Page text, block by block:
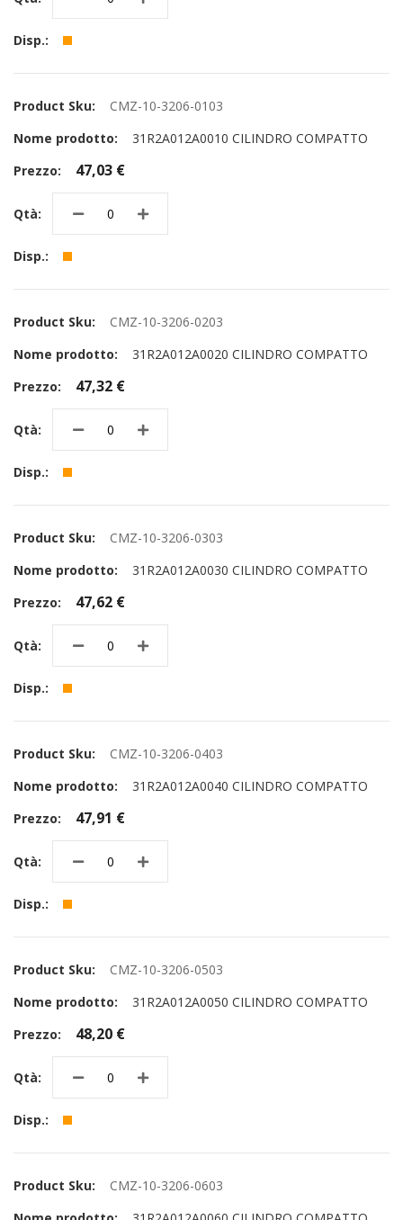
CMZ-10-3206-0103
31R2A012A0010 CILINDRO COMPATTO
47,03 €
CMZ-10-3206-0203
31R2A012A0020 CILINDRO COMPATTO
47,32 €
CMZ-10-3206-0303
31R2A012A0030 CILINDRO COMPATTO
47,62 €
CMZ-10-3206-0403
31R2A012A0040 CILINDRO COMPATTO
47,91 €
CMZ-10-3206-0503
31R2A012A0050 CILINDRO COMPATTO
48,20 €
CMZ-10-3206-0603